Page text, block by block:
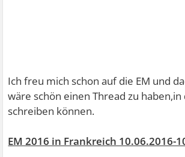
Ich freu mich schon auf die EM und
wäre schön einen Thread zu
schreiben können.
EM 2016 in Frankreich 10.06.2016-